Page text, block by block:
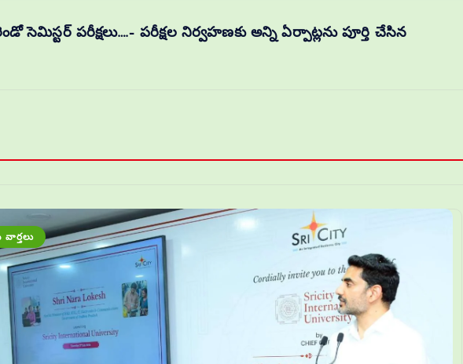
సెమిస్టర్ పరీక్షలు….– పరీక్షల నిర్వహణకు అన్ని ఏర్పాట్లను పూర్తి చేసిన